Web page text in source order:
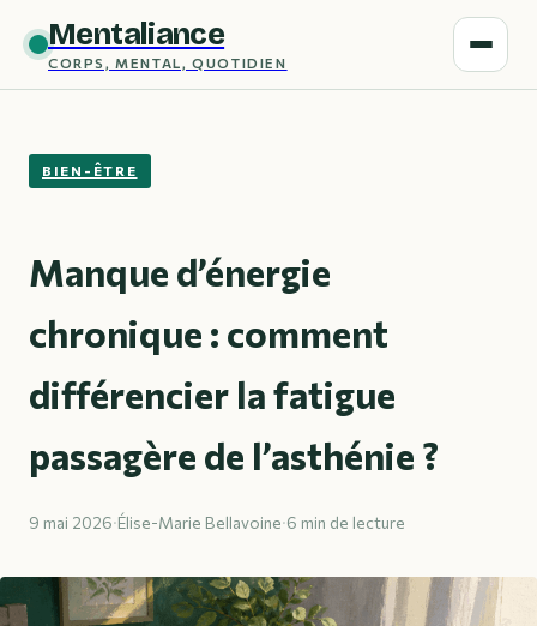
Mentaliance
CORPS, MENTAL, QUOTIDIEN
BIEN-ÊTRE
Manque d’énergie
chronique : comment
différencier la fatigue
passagère de l’asthénie ?
9 mai 2026·Élise-Marie Bellavoine·6 min de lecture